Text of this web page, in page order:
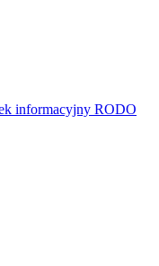
informacyjny RODO